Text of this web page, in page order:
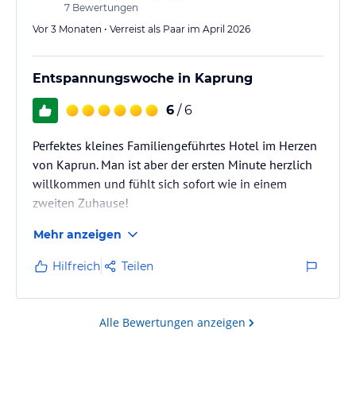
7 Bewertungen
Vor 3 Monaten • Verreist als Paar im April 2026
Entspannungswoche in Kaprung
6 / 6
Perfektes kleines Familiengeführtes Hotel im Herzen
von Kaprun. Man ist aber der ersten Minute herzlich
willkommen und fühlt sich sofort wie in einem
zweiten Zuhause!
Mehr anzeigen
Hilfreich Teilen
Alle Bewertungen anzeigen